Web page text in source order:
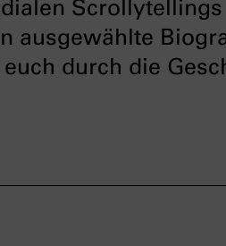
ausgewählte
durch die